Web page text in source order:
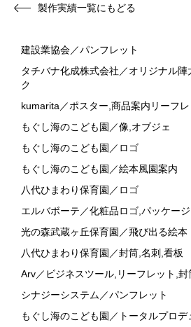
製作実績一覧にもどる
建設業協会／パンフレット
タチバナ化成株式会社／オリジナル
ク
kumarita／ポスター,商品案内リーフ
もぐし海のこども園／像,オブジェ
もぐし海のこども園／ロゴ
もぐし海のこども園／絵本風園案内
八代ひまわり保育園／ロゴ
エルバボーテ／化粧品ロゴ,パッケー
光の森武蔵ヶ丘保育園／飛び出る絵本
八代ひまわり保育園／封筒,名刺,看板
Arv／ビジネスツール,リーフレット,封
シナジーシステム／パンフレット
もぐし海のこども園／トータルプロデ